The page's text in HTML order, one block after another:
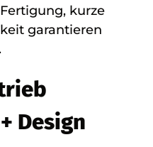
kurze
garantieren
Design